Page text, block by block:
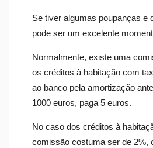
Se tiver algumas poupanças e
pode ser um excelente
Normalmente, existe uma
os créditos à habitação com
ao banco pela amortização
1000 euros, paga 5 euros.
No caso dos créditos à
comissão costuma ser de 2%,